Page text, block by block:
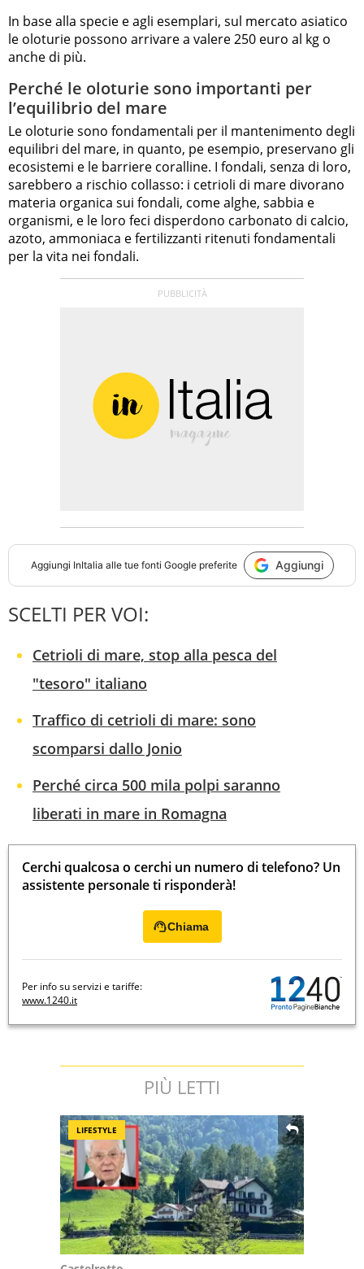
In base alla specie e agli esemplari, sul mercato asiatico
le oloturie possono arrivare a valere 250 euro al kg o
anche di più.
Perché le oloturie sono importanti per
l’equilibrio del mare
Le oloturie sono fondamentali per il mantenimento degli
equilibri del mare, in quanto, pe esempio, preservano gli
ecosistemi e le barriere coralline. I fondali, senza di loro,
sarebbero a rischio collasso: i cetrioli di mare divorano
materia organica sui fondali, come alghe, sabbia e
organismi, e le loro feci disperdono carbonato di calcio,
azoto, ammoniaca e fertilizzanti ritenuti fondamentali
per la vita nei fondali.
Aggiungi InItalia alle tue fonti Google preferite Aggiungi
SCELTI PER VOI:
Cetrioli di mare, stop alla pesca del
"tesoro" italiano
Traffico di cetrioli di mare: sono
scomparsi dallo Jonio
Perché circa 500 mila polpi saranno
liberati in mare in Romagna
Cerchi qualcosa o cerchi un numero di telefono? Un
assistente personale ti risponderà!
Chiama
Per info su servizi e tariffe:
www.1240.it
PIÙ LETTI
LIFESTYLE